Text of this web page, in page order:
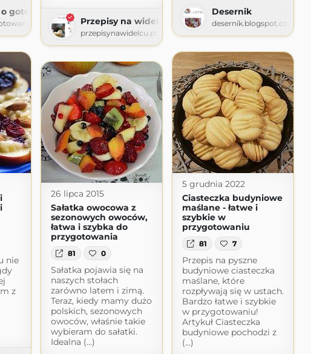
gotowaniu
Przepisy na widelcu
przepisynawidelcu.pl
Desernik
desernik.blogspot.com
nie
z
5 grudnia 2022
Ciasteczka budyniowe
maślane - łatwe i
szybkie w
przygotowaniu
81 7
Przepis na pyszne
budyniowe ciasteczka
maślane, które
rozpływają się w ustach.
Bardzo łatwe i szybkie
w przygotowaniu!
Artykuł Ciasteczka
budyniowe pochodzi z
(...)
26 lipca 2015
Sałatka owocowa z
sezonowych owoców,
łatwa i szybka do
przygotowania
81 0
Sałatka pojawia się na
naszych stołach
zarówno latem i zimą.
Teraz, kiedy mamy dużo
polskich, sezonowych
owoców, właśnie takie
wybieram do sałatki.
Idealna (...)